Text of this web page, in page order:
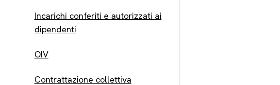
Incarichi conferiti e autorizzati ai
dipendenti
OIV
Contrattazione collettiva